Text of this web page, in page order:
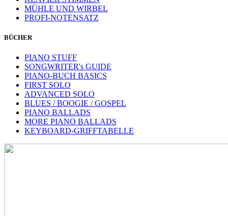
MÜHLE UND WIRBEL
PROFI-NOTENSATZ
BÜCHER
PIANO STUFF
SONGWRITER's GUIDE
PIANO-BUCH BASICS
FIRST SOLO
ADVANCED SOLO
BLUES / BOOGIE / GOSPEL
PIANO BALLADS
MORE PIANO BALLADS
KEYBOARD-GRIFFTABELLE